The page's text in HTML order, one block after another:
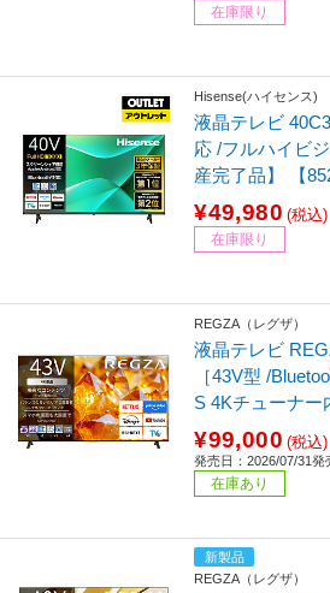
在庫限り
Hisense(ハイセンス)
液晶テレビ
応 /フルハイビ
産完了品】 【
¥49,980 (税込)
在庫限り
REGZA（レグザ）
液晶テレビ
［43V型 /
S 4Kチューナー
¥99,000 (税込)
発売日：2026/07/31発
在庫あり
新製品
REGZA（レグザ）